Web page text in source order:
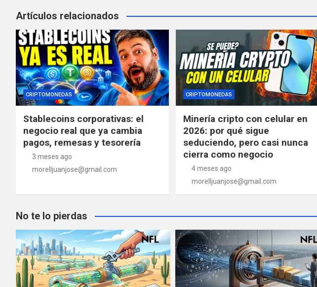
Artículos relacionados
CRIPTOMONEDAS
Stablecoins corporativas: el
negocio real que ya cambia
pagos, remesas y tesorería
3 meses ago
morelljuanjose@gmail.com
CRIPTOMONEDAS
Minería cripto con celular en
2026: por qué sigue
seduciendo, pero casi nunca
cierra como negocio
4 meses ago
morelljuanjose@gmail.com
No te lo pierdas